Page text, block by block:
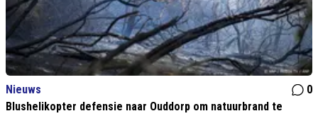
Nieuws
0
Blushelikopter defensie naar Ouddorp om natuurbrand te